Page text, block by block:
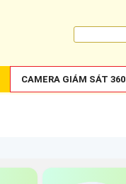
CAMERA GIÁM SÁT 360